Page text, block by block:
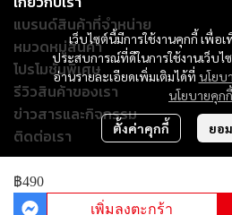
฿490
เพิ่มลงตะกร้า
เว็บไซต์นี้มีการใช้งานคุกกี้ เพื่อ
ประสบการณ์ที่ดีในการใช้งานเว็บ
อ่านรายละเอียดเพิ่มเติมได้ที่ นโยบ
นโยบายคุกกี้
ตั้งค่าคุกกี้ ยอ
แบรนด์สินค้าที่จำหน่าย
หมวดหมู่สินค้า
โปรโมชั่นพิเศษ
รีวิวสินค้าของเรา
ข่าวสารและกิจกรรม
ติดต่อเรา
© Copyright 2024. All